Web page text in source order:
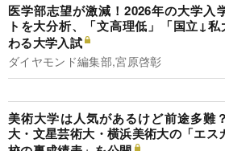
医学部志望が激減！2026年の大学入
トを大分析、「文高理低」「国立↓
わる大学入試
ダイヤモンド編集部,宮原啓彰
美術大学は人気があるけど前途多難
大・文星芸術大・横浜美術大の「エス